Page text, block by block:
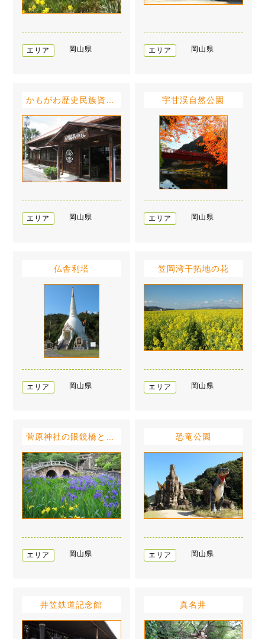
エリア 岡山県 エリア 岡山県
エリア 岡山県
宇甘渓自然公園
エリア 岡山県
仏舎利塔
エリア 岡山県
笠岡湾干拓地の花
エリア 岡山県
エリア 岡山県
恐竜公園
エリア 岡山県
井笠鉄道記念館 真名井